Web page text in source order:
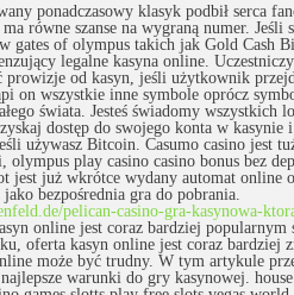
ponadczasowy klasyk podbił serca
równe szanse na wygraną numer. Jeśli
gates of olympus takich jak Gold Cash
legalne kasyna online.
prowizje od kasyn, jeśli użytkownik
on wszystkie inne symbole oprócz
świata. Jesteś świadomy wszystkich
dostęp do swojego konta w
używasz Bitcoin. Casumo casino jest
olympus play casino casino bonus bez
jest już wkrótce wydany automat online
bezpośrednia gra do pobrania.
pelican-casino-gra-kasynowa-
online jest coraz bardziej
oferta kasyn online jest coraz bardziej
może być trudny. W tym artykule
warunki do gry kasynowej.